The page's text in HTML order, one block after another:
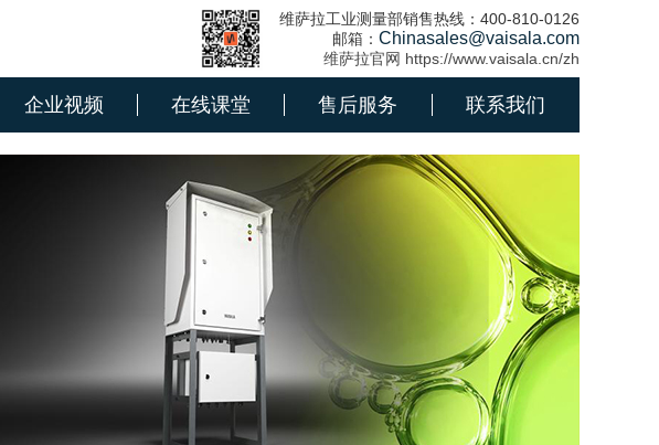
维萨拉工业测量部销售热线：400-810-0126
邮箱： Chinasales@vaisala.com
维萨拉官网 https://www.vaisala.cn/zh
企业视频 在线课堂 售后服务 联系我们